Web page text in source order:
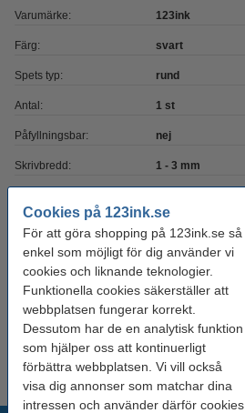
Cookies på 123ink.se
För att göra shopping på 123ink.se så
enkel som möjligt för dig använder vi
cookies och liknande teknologier.
Funktionella cookies säkerställer att
webbplatsen fungerar korrekt.
Dessutom har de en analytisk funktion
som hjälper oss att kontinuerligt
förbättra webbplatsen. Vi vill också
visa dig annonser som matchar dina
intressen och använder därför cookies
Varumärke: 123ink
Färg: svart
Spets typ: rund
Antal: 1 st
Påfyllningsbar: nej
Skrivbredd: 1 - 3 mm
Behöver du fler?
Köp10st för endast
125 kr
Köp
för endast
500 kr